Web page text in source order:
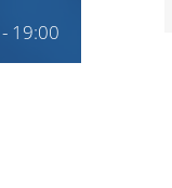
- 19:00